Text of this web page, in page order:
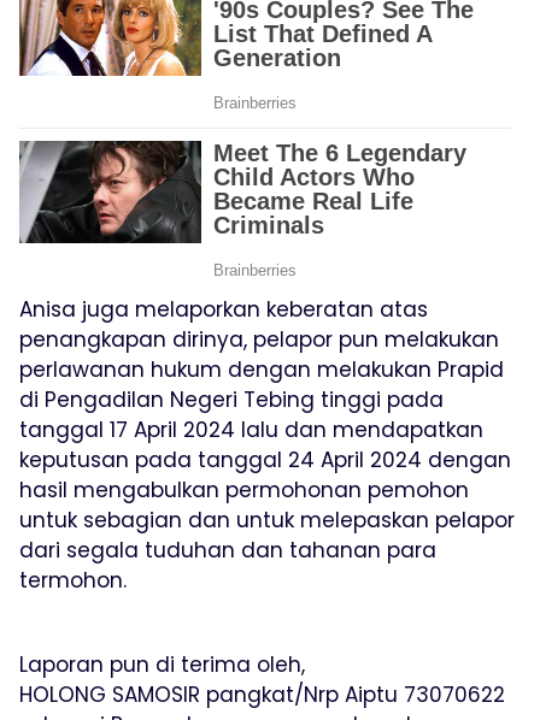
Anisa juga melaporkan keberatan atas
penangkapan dirinya, pelapor pun melakukan
perlawanan hukum dengan melakukan Prapid
di Pengadilan Negeri Tebing tinggi pada
tanggal 17 April 2024 lalu dan mendapatkan
keputusan pada tanggal 24 April 2024 dengan
hasil mengabulkan permohonan pemohon
untuk sebagian dan untuk melepaskan pelapor
dari segala tuduhan dan tahanan para
termohon.
Laporan pun di terima oleh,
HOLONG SAMOSIR pangkat/Nrp Aiptu 73070622